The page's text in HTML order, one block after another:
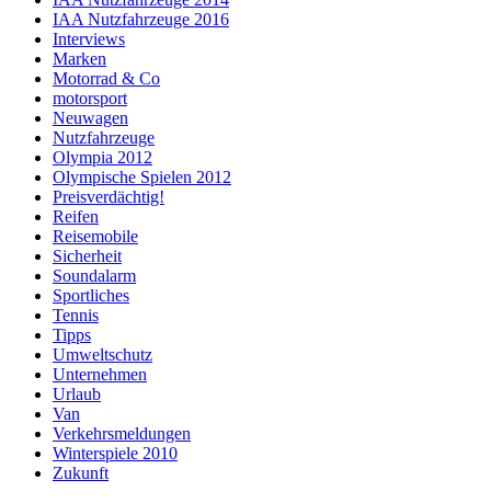
IAA Nutzfahrzeuge 2016
Interviews
Marken
Motorrad & Co
motorsport
Neuwagen
Nutzfahrzeuge
Olympia 2012
Olympische Spielen 2012
Preisverdächtig!
Reifen
Reisemobile
Sicherheit
Soundalarm
Sportliches
Tennis
Tipps
Umweltschutz
Unternehmen
Urlaub
Van
Verkehrsmeldungen
Winterspiele 2010
Zukunft